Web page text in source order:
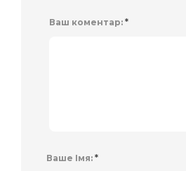
Ваш коментар: *
Ваше Імя: *